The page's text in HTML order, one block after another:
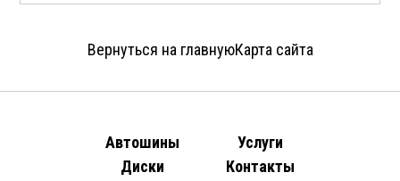
Вернуться на главнуюКарта сайта
Автошины
Диски
Услуги
Контакты